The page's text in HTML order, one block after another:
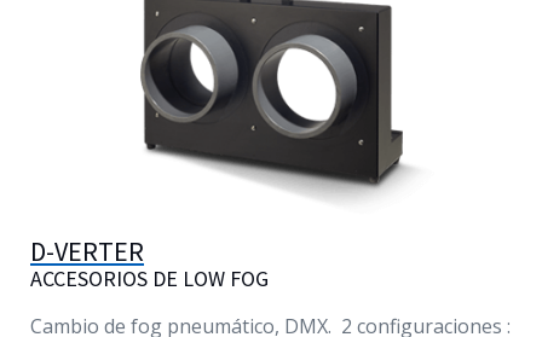
D-VERTER
ACCESORIOS DE LOW FOG
Cambio de fog pneumático, DMX. 2 configuraciones :